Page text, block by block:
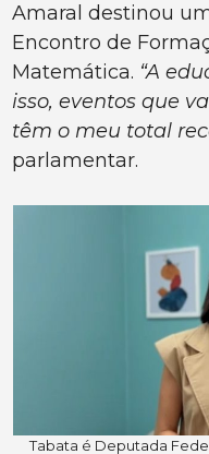
Amaral destinou
Encontro de
Matemática. “A
isso, eventos que
têm o meu total
parlamentar.
Tabata é Deputada